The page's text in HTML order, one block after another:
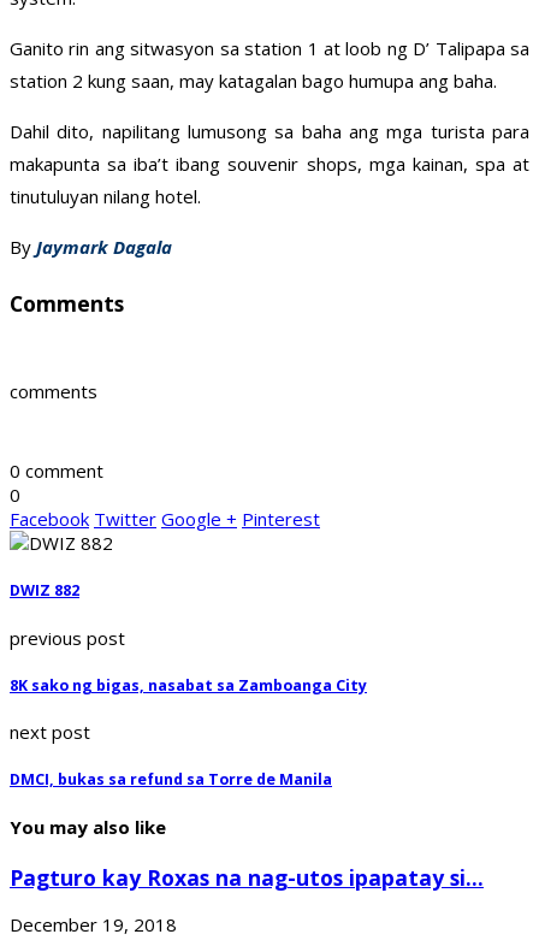
Ganito rin ang sitwasyon sa station 1 at loob ng D’ Talipapa sa
station 2 kung saan, may katagalan bago humupa ang baha.
Dahil dito, napilitang lumusong sa baha ang mga turista para
makapunta sa iba’t ibang souvenir shops, mga kainan, spa at
tinutuluyan nilang hotel.
By Jaymark Dagala
Comments
comments
0 comment
0
Facebook Twitter Google + Pinterest
DWIZ 882
previous post
8K sako ng bigas, nasabat sa Zamboanga City
next post
DMCI, bukas sa refund sa Torre de Manila
You may also like
Pagturo kay Roxas na nag-utos ipapatay si...
December 19, 2018